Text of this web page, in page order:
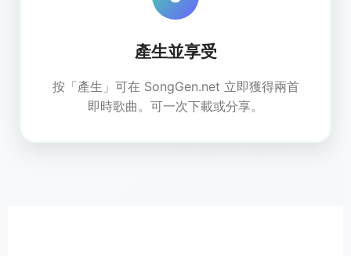
產生並享受
按「產生」可在 SongGen.net 立即獲得兩首
即時歌曲。可一次下載或分享。